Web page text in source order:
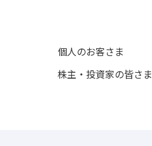
個人のお客さま
株主・投資家の皆さま